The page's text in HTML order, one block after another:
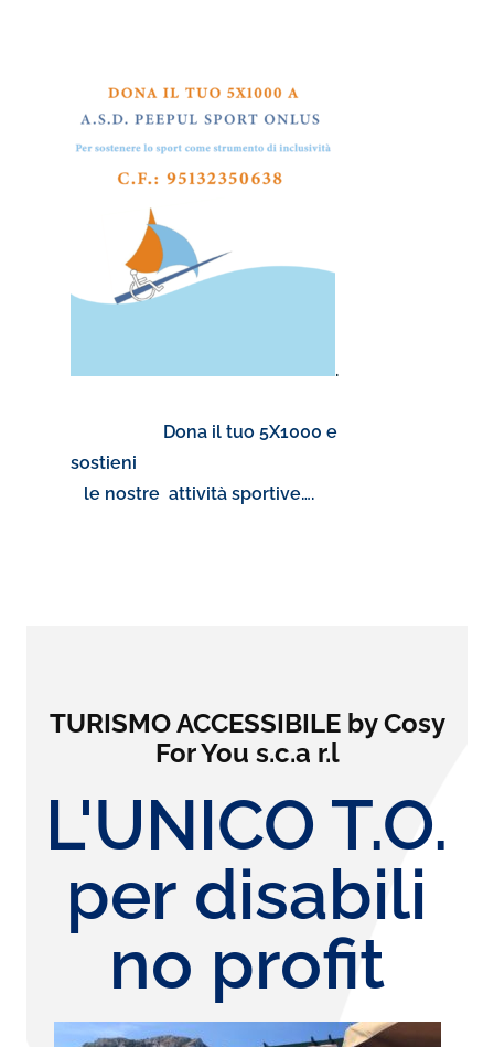
.
Dona il tuo 5X1000 e
sostieni
le nostre attività sportive….
TURISMO ACCESSIBILE by Cosy
For You s.c.a r.l
L'UNICO T.O.
per disabili
no profit